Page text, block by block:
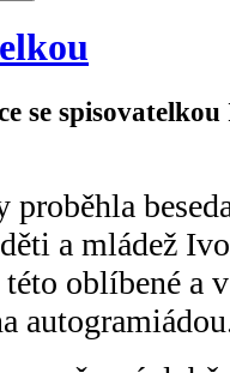
se
a mládež
oblíbené a